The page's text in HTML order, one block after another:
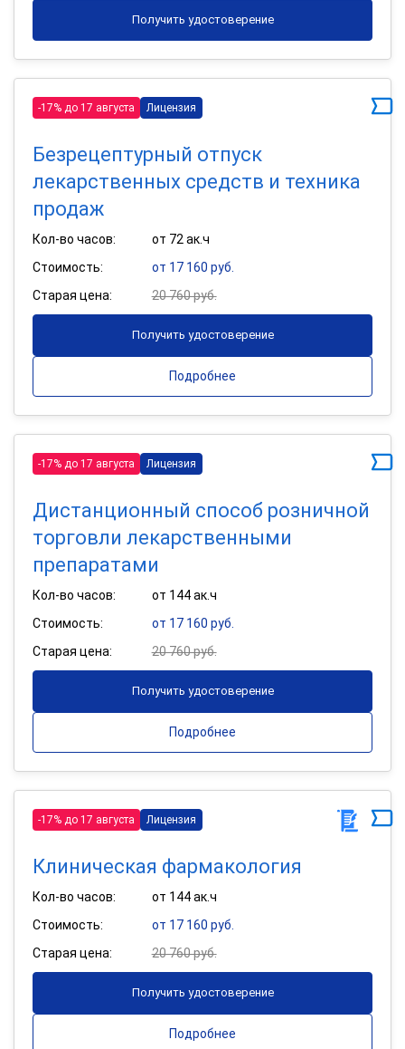
Получить удостоверение
-17% до 17 августа Лицензия
Безрецептурный отпуск
лекарственных средств и техника
продаж
Кол-во часов:
от 72 ак.ч
Стоимость:
от 17 160 руб.
Старая цена:
20 760 руб.
Получить удостоверение
Подробнее
-17% до 17 августа Лицензия
Дистанционный способ розничной
торговли лекарственными
препаратами
Кол-во часов:
от 144 ак.ч
Стоимость:
от 17 160 руб.
Старая цена:
20 760 руб.
Получить удостоверение
Подробнее
-17% до 17 августа Лицензия
Клиническая фармакология
Кол-во часов:
от 144 ак.ч
Стоимость:
от 17 160 руб.
Старая цена:
20 760 руб.
Получить удостоверение
Подробнее